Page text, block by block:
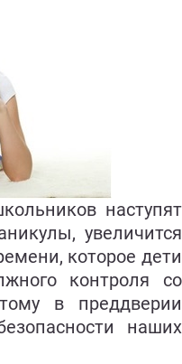
наступят
увеличится
которое дети
контроля со
в преддверии
наших